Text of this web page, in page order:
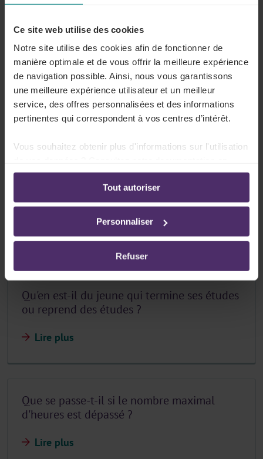
Ce site web utilise des cookies
Notre site utilise des cookies afin de fonctionner de
manière optimale et de vous offrir la meilleure expérience
de navigation possible. Ainsi, nous vous garantissons
une meilleure expérience utilisateur et un meilleur
service, des offres personnalisées et des informations
pertinentes qui correspondent à vos centres d’intérêt.
Vous souhaitez obtenir plus d'informations sur l'utilisation
ligne:
Politique de confidentialité-Politique en matière
d’utilisation des cookies
Tout autoriser
Personnaliser
Refuser
Que se passe-t-il si la déclaration Dimona
est effectuée trop tard ?
Lire plus
Quelles sont les heures prises en compte
pour calculer le contingent d'heures ?
Qu'en est-il du jeune qui termine ses études
ou reprend des études ?
Lire plus
Que se passe-t-il si le nombre maximal
d'heures est dépassé ?
Lire plus